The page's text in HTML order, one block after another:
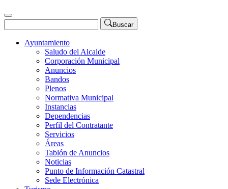
Buscar
Ayuntamiento
Saludo del Alcalde
Corporación Municipal
Anuncios
Bandos
Plenos
Normativa Municipal
Instancias
Dependencias
Perfil del Contratante
Servicios
Áreas
Tablón de Anuncios
Noticias
Punto de Información Catastral
Sede Electrónica